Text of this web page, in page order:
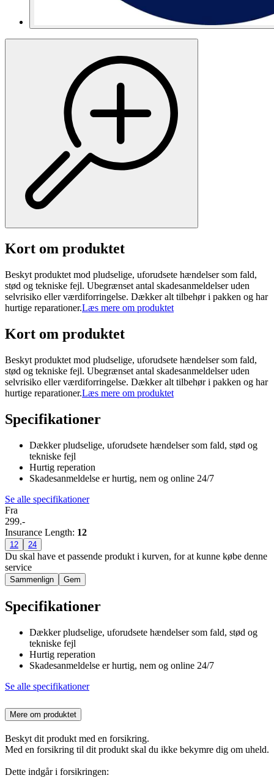
Kort om produktet
Beskyt produktet mod pludselige, uforudsete hændelser som fald,
stød og tekniske fejl. Ubegrænset antal skadesanmeldelser uden
selvrisiko eller værdiforringelse. Dækker alt tilbehør i pakken og har
hurtige reparationer.Læs mere om produktet
Kort om produktet
Beskyt produktet mod pludselige, uforudsete hændelser som fald,
stød og tekniske fejl. Ubegrænset antal skadesanmeldelser uden
selvrisiko eller værdiforringelse. Dækker alt tilbehør i pakken og har
hurtige reparationer.Læs mere om produktet
Specifikationer
Dækker pludselige, uforudsete hændelser som fald, stød og
tekniske fejl
Hurtig reperation
Skadesanmeldelse er hurtig, nem og online 24/7
Se alle specifikationer
Fra
299.-
Insurance Length: 12
12 24
Du skal have et passende produkt i kurven, for at kunne købe denne
service
Sammenlign Gem
Specifikationer
Dækker pludselige, uforudsete hændelser som fald, stød og
tekniske fejl
Hurtig reperation
Skadesanmeldelse er hurtig, nem og online 24/7
Se alle specifikationer
Mere om produktet
Beskyt dit produkt med en forsikring.
Med en forsikring til dit produkt skal du ikke bekymre dig om uheld.
Dette indgår i forsikringen: